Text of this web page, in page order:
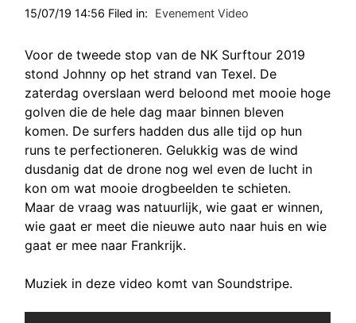
15/07/19 14:56 Filed in: Evenement Video
Voor de tweede stop van de NK Surftour 2019
stond Johnny op het strand van Texel. De
zaterdag overslaan werd beloond met mooie hoge
golven die de hele dag maar binnen bleven
komen. De surfers hadden dus alle tijd op hun
runs te perfectioneren. Gelukkig was de wind
dusdanig dat de drone nog wel even de lucht in
kon om wat mooie drogbeelden te schieten.
Maar de vraag was natuurlijk, wie gaat er winnen,
wie gaat er meet die nieuwe auto naar huis en wie
gaat er mee naar Frankrijk.
Muziek in deze video komt van Soundstripe.